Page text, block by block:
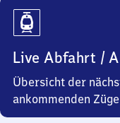
Live Abfahrt /
Übersicht der
ankommenden Züge